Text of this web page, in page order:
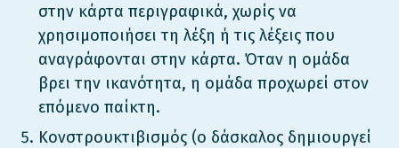
στην κάρτα περιγραφικά, χωρίς να
χρησιμοποιήσει τη λέξη ή τις λέξεις που
αναγράφονται στην κάρτα. Όταν η ομάδα
βρει την ικανότητα, η ομάδα προχωρεί στον
επόμενο παίκτη.
Κονστρουκτιβισμός (ο δάσκαλος δημιουργεί